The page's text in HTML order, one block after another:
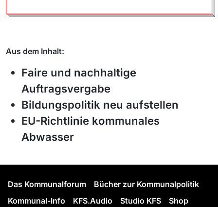
Aus dem Inhalt:
Faire und nachhaltige
Auftragsvergabe
Bildungspolitik neu aufstellen
EU-Richtlinie kommunales
Abwasser
Das Kommunalforum
Bücher zur Kommunalpolitik
Kommunal-Info
KFS.Audio Studio KFS Shop